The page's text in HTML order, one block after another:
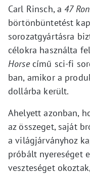
Carl Rinsch, a47
börtönbüntetést
sorozatgyártásra
célokra használta
Horsecímű sci-fi
ban, amikor a
dollárba került.
Ahelyett azonban,
az összeget, saját
a világjárványhoz
próbált nyereséget
veszteséget